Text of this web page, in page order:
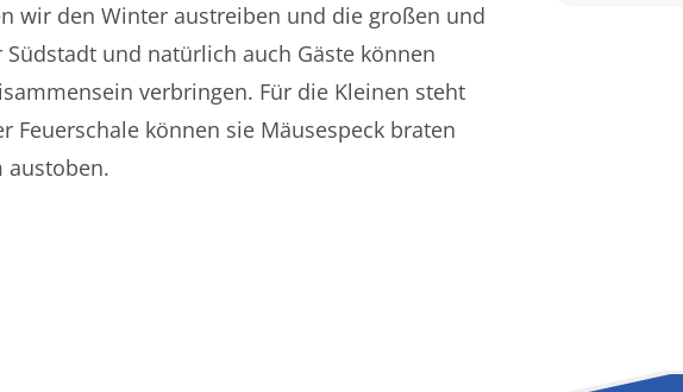
wir den Winter austreiben und die großen und
und natürlich auch Gäste können
verbringen. Für die Kleinen steht
Feuerschale können sie Mäusespeck braten
austoben.